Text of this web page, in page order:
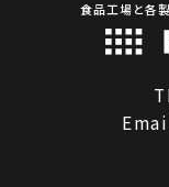
食品工場と各
Email